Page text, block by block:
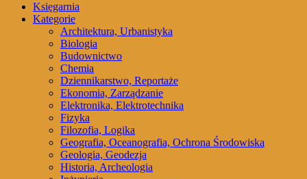
Księgarnia
Kategorie
Architektura, Urbanistyka
Biologia
Budownictwo
Chemia
Dziennikarstwo, Reportaże
Ekonomia, Zarządzanie
Elektronika, Elektrotechnika
Fizyka
Filozofia, Logika
Geografia, Oceanografia, Ochrona Środowiska
Geologia, Geodezja
Historia, Archeologia